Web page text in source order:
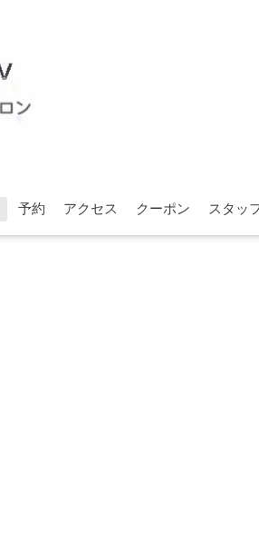
予約 アクセス クーポン スタッ